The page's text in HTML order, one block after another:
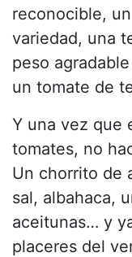
reconocible,
variedad, una
peso
un tomate de
Y una vez que
tomates, no
Un chorrito de
sal, albahaca,
aceitunas… y
placeres del